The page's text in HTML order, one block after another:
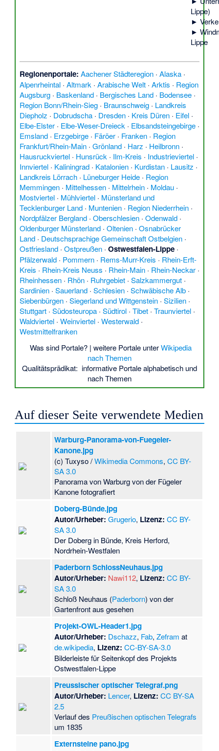
Lippe)
►
►
Lippe
Regionenportale: Aachener Städteregion· Alaska·
Alpenrheintal· Altmark· Arabische Welt· Arktis · Region
Augsburg· Baskenland· Bergisches Land· Bodensee·
Region Bonn/Rhein-Sieg· Braunschweig· Landkreis
Diepholz · Dobrudscha· Dresden· Kreis Düren· Eifel·
Elbe-Elster· Elbe-Weser-Dreieck· Elbsandsteingebirge·
Emsland· Erzgebirge· Färöer· Franken· Region
Frankfurt/Rhein-Main· Grönland· Harz · Heilbronn·
Hausruckviertel· Hunsrück· Ilm-Kreis · Industrieviertel·
Innviertel· Kaliningrad· Katalonien· Kurdistan· Lausitz ·
Landkreis Lörrach· Lüneburger Heide· Region
Memmingen· Mittelhessen· Mittelrhein· Moldau·
Mostviertel· Mühlviertel· Münsterland und
Tecklenburger Land· Muntenien· Region Niederrhein·
Nordpfälzer Bergland· Oberschlesien· Odenwald·
Oldenburger Münsterland· Oltenien· Osnabrücker
Land· Deutschsprachige Gemeinschaft Ostbelgien·
Ostfriesland· Ostpreußen· Ostwestfalen-Lippe·
Pfälzerwald· Pommern· Rems-Murr-Kreis · Rhein-Erft-
Kreis · Rhein-Kreis Neuss · Rhein-Main· Rhein-Neckar·
Rheinhessen· Rhön· Ruhrgebiet· Salzkammergut·
Sardinien· Sauerland· Schlesien· Schwäbische Alb·
Siebenbürgen· Siegerland und Wittgenstein· Sizilien·
Stuttgart· Südosteuropa· Südtirol· Tibet· Traunviertel·
Waldviertel· Weinviertel· Westerwald·
Westmittelfranken
Was sind Portale?| weitere Portale unterWikipedia
nach Themen
Qualitätsprädikat: informative Portalealphabetisch und
nach Themen
Auf dieser Seite verwendete Medien
Warburg-Panorama-von-Fuegeler-
Kanone.jpg
(c) Tuxyso /Wikimedia Commons,CC BY-
SA 3.0
Panorama von Warburg von der Fügeler
Kanone fotografiert
Doberg-Bünde.jpg
Autor/Urheber: Grugerio, Lizenz: CC BY-
SA 3.0
Der Doberg in Bünde, Kreis Herford,
Nordrhein-Westfalen
Paderborn SchlossNeuhaus.jpg
Autor/Urheber: Nawi112, Lizenz: CC BY-
SA 3.0
Schloß Neuhaus (Paderborn) von der
Gartenfront aus gesehen
Projekt-OWL-Header1.jpg
Autor/Urheber: Dschazz, Fab,Zefram at
de.wikipedia, Lizenz: CC-BY-SA-3.0
Bilderleiste für Seitenkopf des Projekts
Ostwestfalen-Lippe
Preussischer optischer Telegraf.png
Autor/Urheber: Lencer, Lizenz: CC BY-SA
2.5
Verlauf des Preußischen optischen Telegrafs
um 1835
Externsteine pano.jpg